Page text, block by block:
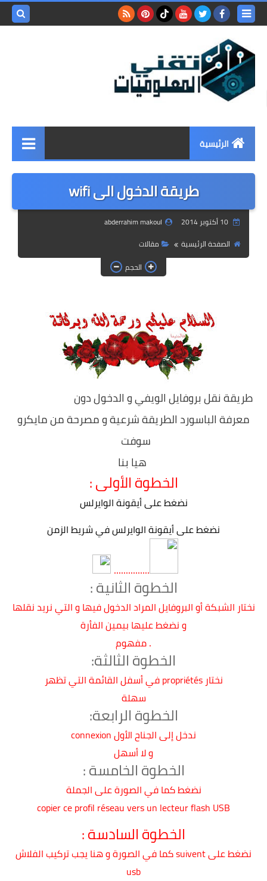
الرئيسية
برامج
ويندوز
اندرويد
حماية
العاب
طريقة الدخول الى wifi
10 أكتوبر 2014
abderrahim makoul
الصفحة الرئيسية
مقالات
الحجم
طريقة نقل بروفايل الويفي و الدخول دون
معرفة الباسورد الطريقة شرعية و مصرحة من مايكرو
سوفت
هيا بنا
الخطوة الأولى :
نضغط على أيقونة الوايرلس
نضغط على أيقونة الوايرلس في شريط الزمن
...............
الخطوة الثانية :
نختار الشبكة أو البروفايل المراد الدخول فيها و التي نريد نقلها
و نضغط عليها بيمين الفأرة
.مفهوم
الخطوة الثالثة:
نختار propriétés في أسفل القائمة التي تظهر
سهلة
الخطوة الرابعة:
ندخل إلى الجناح الأول connexion
و لا أسهل
الخطوة الخامسة :
نضغط كما في الصورة على الجملة
copier ce profil réseau vers un lecteur flash USB
الخطوة السادسة :
نضغط على suivent كما في الصورة و هنا يجب تركيب الفلاش
usb